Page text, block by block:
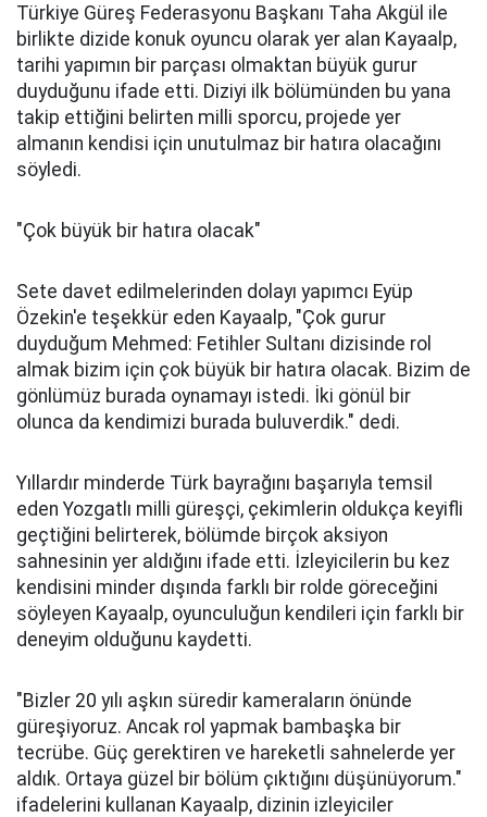
Türkiye Güreş Federasyonu Başkanı Taha Akgül ile
birlikte dizide konuk oyuncu olarak yer alan Kayaalp,
tarihi yapımın bir parçası olmaktan büyük gurur
duyduğunu ifade etti. Diziyi ilk bölümünden bu yana
takip ettiğini belirten milli sporcu, projede yer
almanın kendisi için unutulmaz bir hatıra olacağını
söyledi.
"Çok büyük bir hatıra olacak"
Sete davet edilmelerinden dolayı yapımcı Eyüp
Özekin'e teşekkür eden Kayaalp, "Çok gurur
duyduğum Mehmed: Fetihler Sultanı dizisinde rol
almak bizim için çok büyük bir hatıra olacak. Bizim de
gönlümüz burada oynamayı istedi. İki gönül bir
olunca da kendimizi burada buluverdik." dedi.
Yıllardır minderde Türk bayrağını başarıyla temsil
eden Yozgatlı milli güreşçi, çekimlerin oldukça keyifli
geçtiğini belirterek, bölümde birçok aksiyon
sahnesinin yer aldığını ifade etti. İzleyicilerin bu kez
kendisini minder dışında farklı bir rolde göreceğini
söyleyen Kayaalp, oyunculuğun kendileri için farklı bir
deneyim olduğunu kaydetti.
"Bizler 20 yılı aşkın süredir kameraların önünde
güreşiyoruz. Ancak rol yapmak bambaşka bir
tecrübe. Güç gerektiren ve hareketli sahnelerde yer
aldık. Ortaya güzel bir bölüm çıktığını düşünüyorum."
ifadelerini kullanan Kayaalp, dizinin izleyiciler